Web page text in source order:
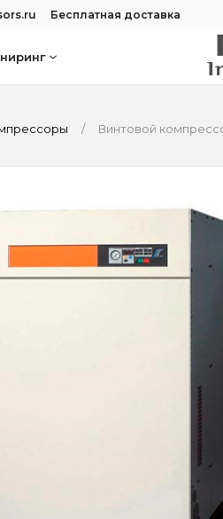
Бесплатная доставка
Винтовой